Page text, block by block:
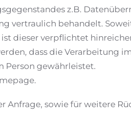
z.B.
vertraulich behandelt.
dieser verpflichtet
dass die Verarbeitung
Person gewährleistet.
Anfrage, sowie für weitere